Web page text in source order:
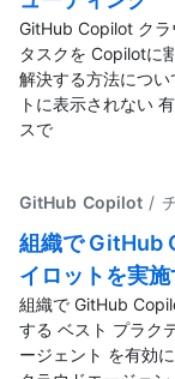
GitHub Copilot クラ
タスクを Copilotに
解決する方法につ
トに表示されない
スで
GitHub Copilot /
組織で GitHub
イロットを実施
組織で GitHub
する ベスト プラク
ージェント を有効